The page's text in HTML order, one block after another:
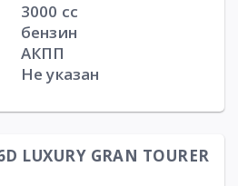
3000 cc
бензин
АКПП
Не указан
LUXURY GRAN TOURER